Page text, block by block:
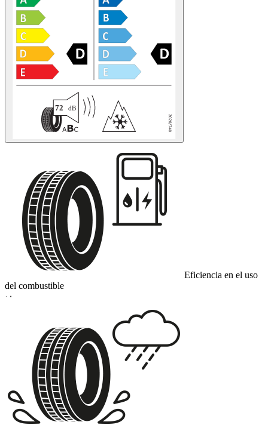
Eficiencia en el uso
del combustible
D